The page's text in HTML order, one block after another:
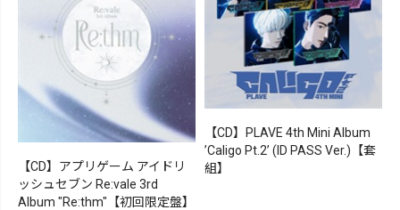
【CD】アプリゲーム アイドリ
ッシュセブン Re:vale 3rd
Album "Re:thm"【初回限定盤】
【CD】PLAVE 4th Mini Album
’Caligo Pt.2’ (ID PASS Ver.)【套
組】